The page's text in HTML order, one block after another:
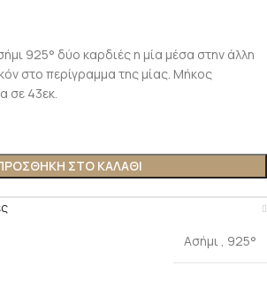
925° δύο καρδιές η μία μέσα στην άλλη
στο περίγραμμα της μίας. Μήκος
σε 43εκ.
ΣΤΟ ΚΑΛΆΘΙ
Ασήμι , 925°